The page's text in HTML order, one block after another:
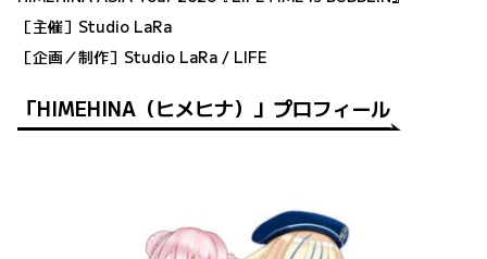
［主催］Studio LaRa
［企画／制作］Studio LaRa / LIFE
「HIMEHINA（ヒメヒナ）」プロフィール